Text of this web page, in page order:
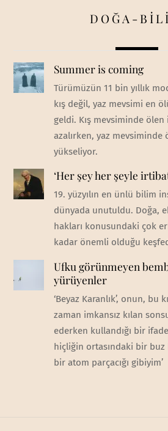
DOĞA-
Summer is coming
Türümüzün 11 bin yıllık
kış değil, yaz mevsimi en
geldi. Kış mevsiminde ölen
azalırken, yaz mevsiminde
yükseliyor.
‘Her şey her şeyle
19. yüzyılın en ünlü bilim
dünyada unutuldu. Doğa,
hakları konusundaki çok
kadar önemli olduğu
Ufku görünmeyen
yürüyenler
‘Beyaz Karanlık’, onun, bu
zaman imkansız kılan
ederken kullandığı bir
hiçliğin ortasındaki bir
bir atom parçacığı gibiyim’